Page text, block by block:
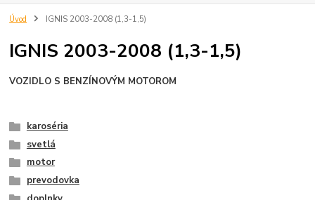
Úvod IGNIS 2003-2008 (1,3-1,5)
IGNIS 2003-2008 (1,3-1,5)
VOZIDLO S BENZÍNOVÝM MOTOROM
karoséria
svetlá
motor
prevodovka